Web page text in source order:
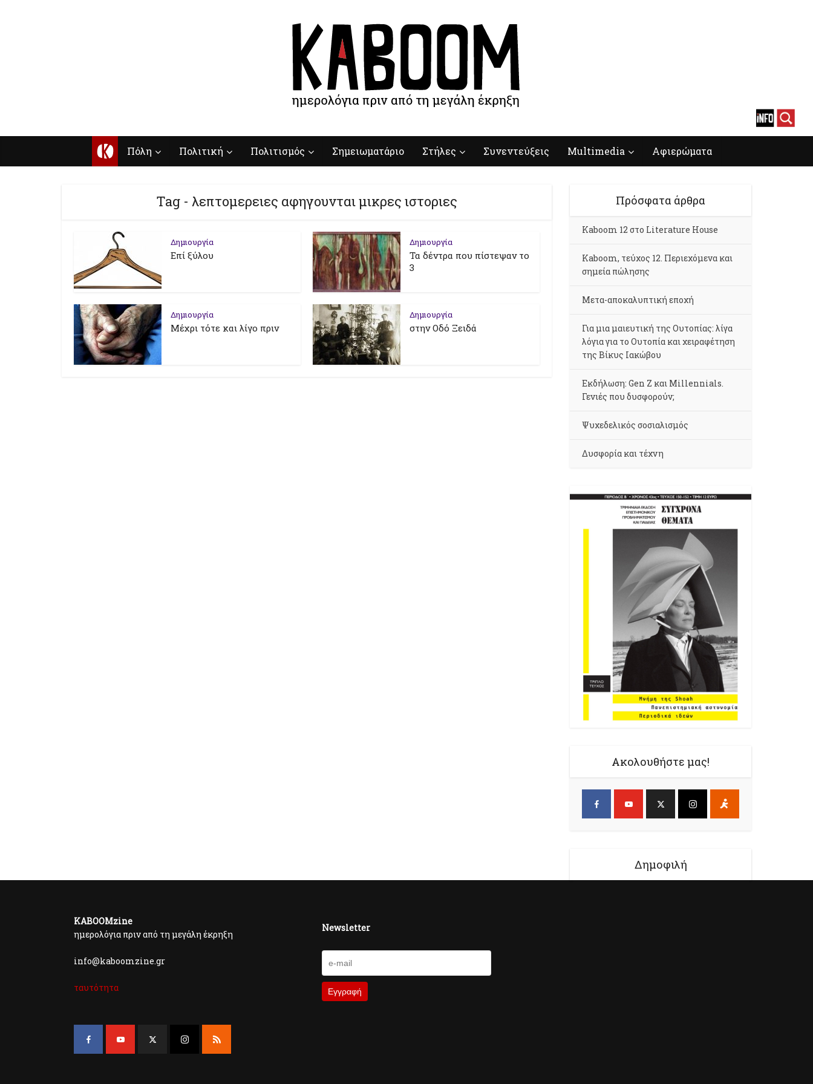
Κ Πόλη Πολιτική Πολιτισμός Σημειωματάριο Στήλες Συνεντεύξεις Multimedia Αφιερώματα
Tag - λεπτομερειες αφηγουνται μικρες ιστοριες
Δημιουργία
Επί ξύλου
Δημιουργία
Τα δέντρα που πίστεψαν το
3
Δημιουργία
Μέχρι τότε και λίγο πριν
Δημιουργία
στην Οδό Ξειδά
Πρόσφατα άρθρα
Kaboom 12 στο Literature House
Kaboom, τεύχος 12. Περιεχόμενα και
σημεία πώλησης
Μετα-αποκαλυπτική εποχή
Για μια μαιευτική της Ουτοπίας: λίγα
λόγια για το Ουτοπία και χειραφέτηση
της Βίκυς Ιακώβου
Εκδήλωση: Gen Z και Millennials.
Γενιές που δυσφορούν;
Ψυχεδελικός σοσιαλισμός
Δυσφορία και τέχνη
Ακολουθήστε μας!
Δημοφιλή
KABOOMzine
ημερολόγια πριν από τη μεγάλη έκρηξη
info@kaboomzine.gr
ταυτότητα
Newsletter